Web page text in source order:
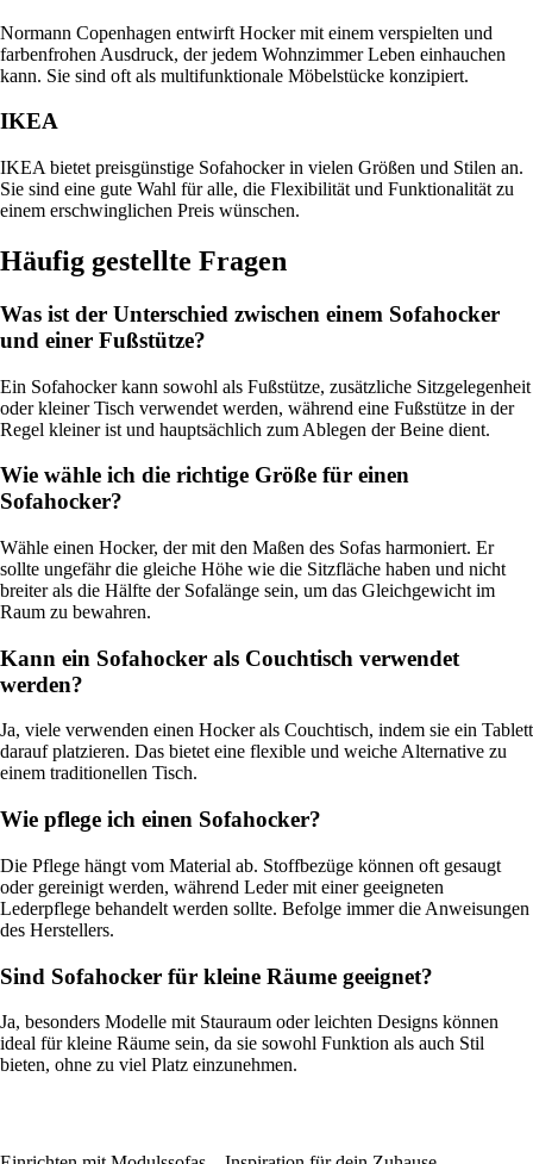
Normann Copenhagen entwirft Hocker mit einem verspielten und
farbenfrohen Ausdruck, der jedem Wohnzimmer Leben einhauchen
kann. Sie sind oft als multifunktionale Möbelstücke konzipiert.
IKEA
IKEA bietet preisgünstige Sofahocker in vielen Größen und Stilen an.
Sie sind eine gute Wahl für alle, die Flexibilität und Funktionalität zu
einem erschwinglichen Preis wünschen.
Häufig gestellte Fragen
Was ist der Unterschied zwischen einem Sofahocker
und einer Fußstütze?
Ein Sofahocker kann sowohl als Fußstütze, zusätzliche Sitzgelegenheit
oder kleiner Tisch verwendet werden, während eine Fußstütze in der
Regel kleiner ist und hauptsächlich zum Ablegen der Beine dient.
Wie wähle ich die richtige Größe für einen
Sofahocker?
Wähle einen Hocker, der mit den Maßen des Sofas harmoniert. Er
sollte ungefähr die gleiche Höhe wie die Sitzfläche haben und nicht
breiter als die Hälfte der Sofalänge sein, um das Gleichgewicht im
Raum zu bewahren.
Kann ein Sofahocker als Couchtisch verwendet
werden?
Ja, viele verwenden einen Hocker als Couchtisch, indem sie ein Tablett
darauf platzieren. Das bietet eine flexible und weiche Alternative zu
einem traditionellen Tisch.
Wie pflege ich einen Sofahocker?
Die Pflege hängt vom Material ab. Stoffbezüge können oft gesaugt
oder gereinigt werden, während Leder mit einer geeigneten
Lederpflege behandelt werden sollte. Befolge immer die Anweisungen
des Herstellers.
Sind Sofahocker für kleine Räume geeignet?
Ja, besonders Modelle mit Stauraum oder leichten Designs können
ideal für kleine Räume sein, da sie sowohl Funktion als auch Stil
bieten, ohne zu viel Platz einzunehmen.